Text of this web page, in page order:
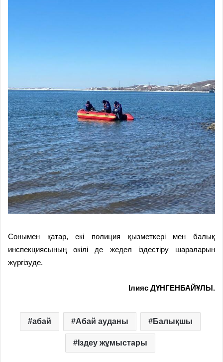
Сонымен қатар,екі полиция қызметкері мен балық
инспекциясының өкілі де жедел іздестіру шараларын
жүргізуде.
Ілияс ДҮНГЕНБАЙҰЛЫ.
абай Абай ауданы Балықшы
Іздеу жұмыстары